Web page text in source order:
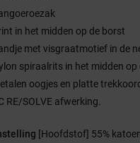
in het midden op de borst
met visgraatmotief in de
spiraalrits in het midden op
oogjes en platte
RE/SOLVE afwerking.
[Hoofdstof] 55%